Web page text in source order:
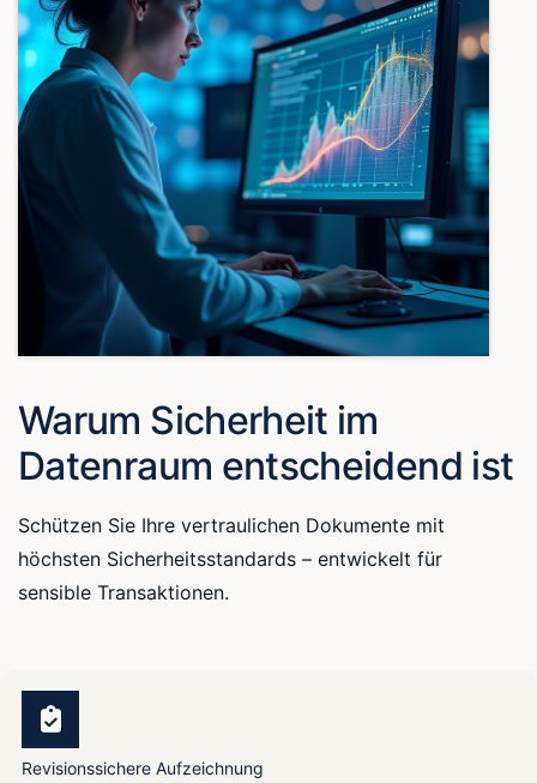
Warum Sicherheit im
Datenraum entscheidend ist
Schützen Sie Ihre vertraulichen Dokumente mit
höchsten Sicherheitsstandards – entwickelt für
sensible Transaktionen.
Revisionssichere Aufzeichnung